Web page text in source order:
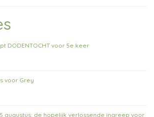
DODENTOCHT voor 5e keer
voor Grey
augustus: de hopelijk verlossende ingreep voor